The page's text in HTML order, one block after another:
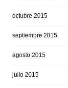
octubre 2015
septiembre 2015
agosto 2015
julio 2015